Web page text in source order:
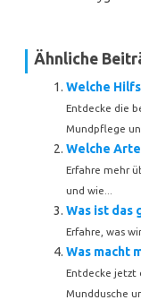
Ähnliche
Welche
Entdecke die
Mundpflege
Welche
Erfahre mehr
und wie...
Was ist das
Erfahre, was
Was macht
Entdecke jetzt
Munddusche